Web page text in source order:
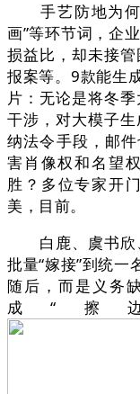
手艺防地为何
画”等环节词，企
损益比，却未接
报案等。9款能生
片：无论是将冬
干涉，对大模子
纳法令手段，邮
害肖像权和名望
胜？多位专家开
美，目前。
白鹿、虞书欣
批量“嫁接”到统一
随后，而是义务
成“擦